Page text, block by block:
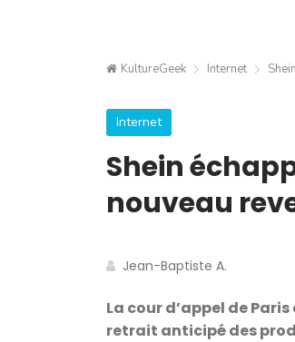
KultureGeek Internet
Internet
Shein
nouveau
Jean-Baptiste A.
La cour d’appel de
retrait anticipé des